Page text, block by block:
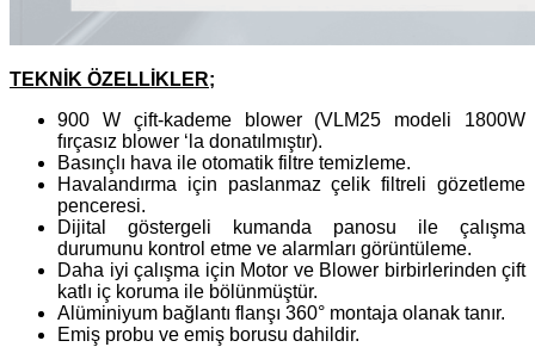
TEKNİK ÖZELLİKLER;
900 W çift-kademe blower (VLM25 modeli 1800W
fırçasız blower ‘la donatılmıştır).
Basınçlı hava ile otomatik filtre temizleme.
Havalandırma için paslanmaz çelik filtreli gözetleme
penceresi.
Dijital göstergeli kumanda panosu ile çalışma
durumunu kontrol etme ve alarmları görüntüleme.
Daha iyi çalışma için Motor ve Blower birbirlerinden çift
katlı iç koruma ile bölünmüştür.
Alüminiyum bağlantı flanşı 360° montaja olanak tanır.
Emiş probu ve emiş borusu dahildir.